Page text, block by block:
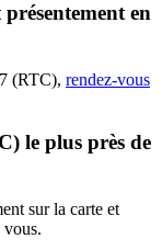
en
(RTC), rendez-vous
le plus près de
sur la carte et
vous.